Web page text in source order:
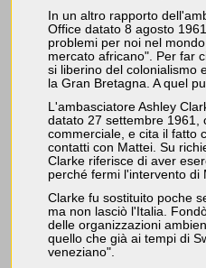
In un altro rapporto
Office datato 8 agosto
problemi per noi nel
mercato africano". Per far
si liberino del colonialismo
la Gran Bretagna. A quel
L'ambasciatore Ashley
datato 27 settembre 1961,
commerciale, e cita il fatto
contatti con Mattei. Su
Clarke riferisce di aver
perché fermi l'intervento di
Clarke fu sostituito poche
ma non lasciò l'Italia.
delle organizzazioni
quello che già ai tempi di
veneziano".